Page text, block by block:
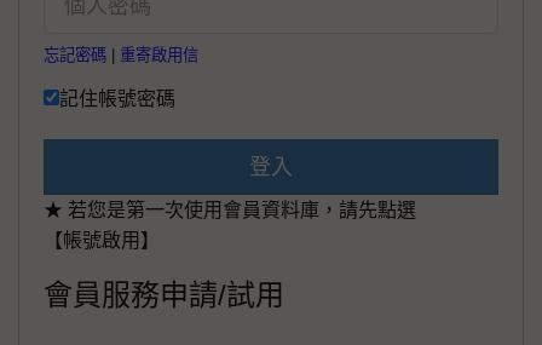
忘記密碼 重寄啟用信
記住帳號密碼
登入
★ 若您是第一次使用會員資料庫，請先點選
【帳號啟用】
會員服務申請/試用